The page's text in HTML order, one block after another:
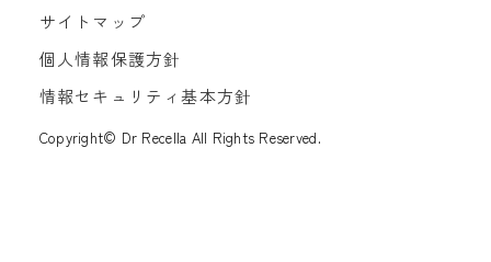
サイトマップ
個人情報保護方針
情報セキュリティ基本方針
Copyright© Dr Recella All Rights Reserved.